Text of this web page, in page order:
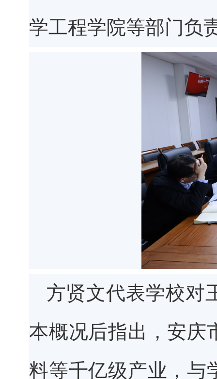
学工程学院等部门负
方贤文代表学校对
本概况后指出，安庆
料等千亿级产业，与